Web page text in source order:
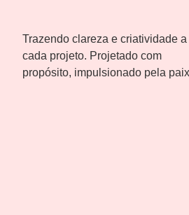
Trazendo clareza e criatividade a
cada projeto. Projetado com
propósito, impulsionado pela